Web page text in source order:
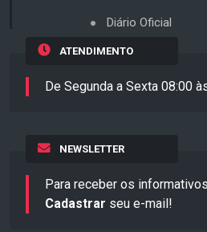
Diário Oficial
ATENDIMENTO
De Segunda a Sexta 08:00
NEWSLETTER
Para receber os
Cadastrar seu e-mail!